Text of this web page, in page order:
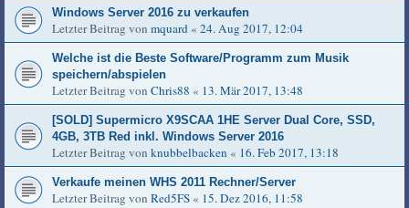
Windows Server 2016 zu verkaufen
Letzter Beitrag von mquard « 24. Aug 2017, 12:04
Welche ist die Beste Software/Programm zum Musik
speichern/abspielen
Letzter Beitrag von Chris88 « 13. Mär 2017, 13:48
[SOLD] Supermicro X9SCAA 1HE Server Dual Core, SSD,
4GB, 3TB Red inkl. Windows Server 2016
Letzter Beitrag von knubbelbacken « 16. Feb 2017, 13:18
Verkaufe meinen WHS 2011 Rechner/Server
Letzter Beitrag von Red5FS « 15. Dez 2016, 11:58